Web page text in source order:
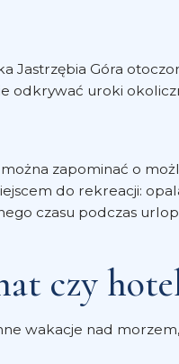
Jastrzębia Góra
odkrywać uroki
zapominać o
do rekreacji:
czasu podczas
czy
wakacje nad